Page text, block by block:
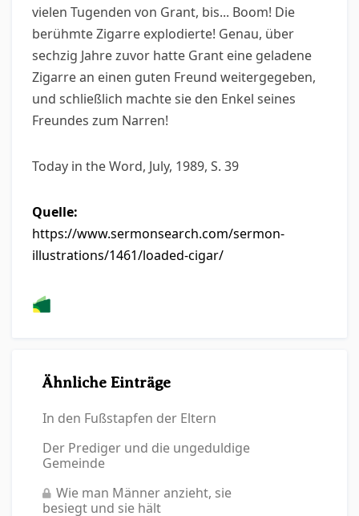
vielen Tugenden von Grant, bis... Boom! Die
berühmte Zigarre explodierte! Genau, über
sechzig Jahre zuvor hatte Grant eine geladene
Zigarre an einen guten Freund weitergegeben,
und schließlich machte sie den Enkel seines
Freundes zum Narren!
Today in the Word, July, 1989, S. 39
Quelle:
https://www.sermonsearch.com/sermon-
illustrations/1461/loaded-cigar/
Ähnliche Einträge
In den Fußstapfen der Eltern
Der Prediger und die ungeduldige
Gemeinde
Wie man Männer anzieht, sie
besiegt und sie hält